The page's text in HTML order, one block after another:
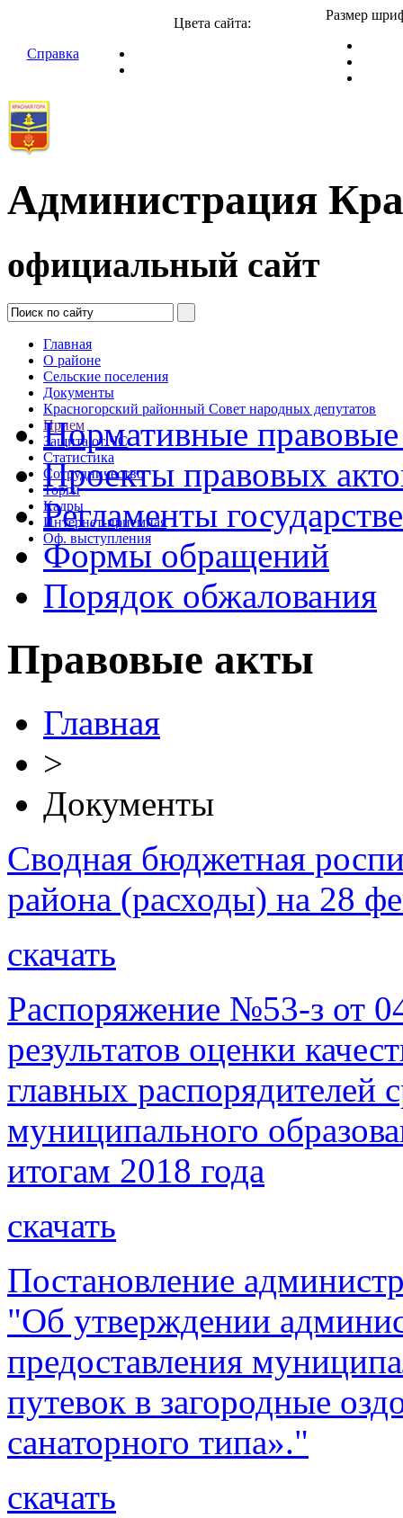
Справка
Цвета сайта:
Размер
Администрация
официальный сайт
Главная
О районе
Сельские поселения
Документы
Красногорский районный Совет народных депутатов
Прием
Защита от ЧС
Статистика
Сотрудничество
Торги
Кадры
Интернет-приемная
Оф. выступления
Нормативные
Проекты правовых
Регламенты
Формы обращений
Порядок обжалования
Правовые акты
Главная
>
Документы
Сводная бюджетная
района (расходы) на 28
скачать
Распоряжение №53-з от
результатов оценки
главных распорядителей
муниципального
итогам 2018 года
скачать
Постановление
"Об утверждении
предоставления
путевок в загородные
санаторного типа»."
скачать